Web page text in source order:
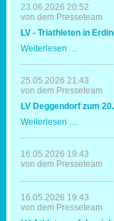
23.06.2026 20:52
von dem Presseteam
LV - Triathleten in
Weiterlesen …
in
Erding
Spaß
Erfolg
25.05.2026 21:43
von dem Presseteam
LV Deggendorf zum
Weiterlesen …
zum
20.
Mal
16.05.2026 19:43
von dem Presseteam
16.05.2026 19:43
von dem Presseteam